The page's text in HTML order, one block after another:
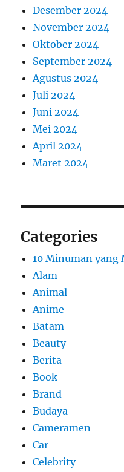
Desember 2024
November 2024
Oktober 2024
September 2024
Agustus 2024
Juli 2024
Juni 2024
Mei 2024
April 2024
Maret 2024
Categories
10 Minuman yang
Alam
Animal
Anime
Batam
Beauty
Berita
Book
Brand
Budaya
Cameramen
Car
Celebrity